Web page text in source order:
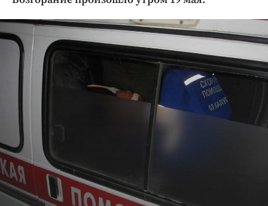
Криминал
Культура
Недвижимость и ЖКХ
Образование
Общество
Погода
Спорт
Экономика и бизнес
ПРОЕКТЫ